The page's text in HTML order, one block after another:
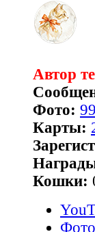
Автор
Фото:
Карты:
Кошки: